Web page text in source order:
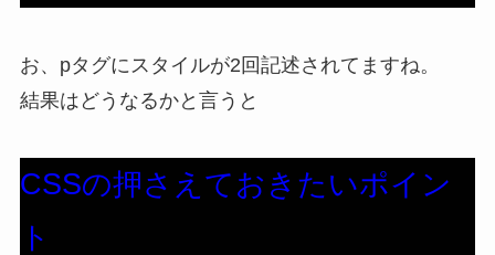
お、pタグにスタイルが2回記述されてますね。
結果はどうなるかと言うと
CSSの押さえておきたいポイン
ト